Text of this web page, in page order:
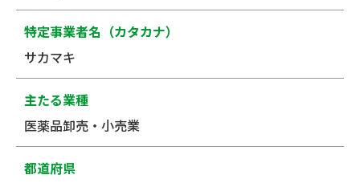
特定事業者名（カタカナ）
サカマキ
主たる業種
医薬品卸売・小売業
都道府県